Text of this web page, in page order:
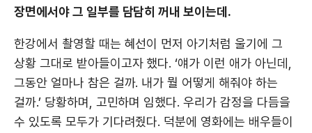
장면에서야 그 일부를 담담히 꺼내 보이는데.
한강에서 촬영할 때는 혜선이 먼저 아기처럼 울기에 그
상황 그대로 받아들이고자 했다. ‘얘가 이런 애가 아닌데,
그동안 얼마나 참은 걸까. 내가 뭘 어떻게 해줘야 하는
걸까.’ 당황하며, 고민하며 임했다. 우리가 감정을 다듬을
수 있도록 모두가 기다려줬다. 덕분에 영화에는 배우들이